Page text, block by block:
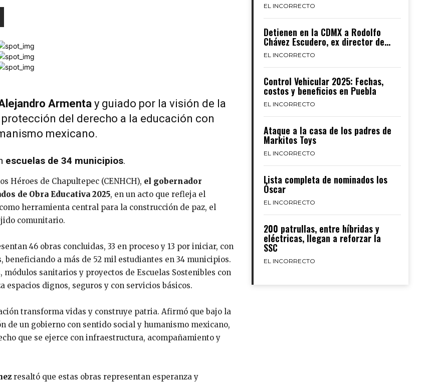
Armenta y guiado por la visión de la
del derecho a la educación con
mexicano.
escuelas de 34 municipios.
Héroes de Chapultepec (CENHCH), el gobernador
de Obra Educativa 2025, en un acto que refleja el
herramienta central para la construcción de paz, el
comunitario.
46 obras concluidas, 33 en proceso y 13 por iniciar, con
a más de 52 mil estudiantes en 34 municipios.
sanitarios y proyectos de Escuelas Sostenibles con
dignos, seguros y con servicios básicos.
transforma vidas y construye patria. Afirmó que bajo la
de un gobierno con sentido social y humanismo mexicano,
que se ejerce con infraestructura, acompañamiento y
resaltó que estas obras representan esperanza y
EL INCORRECTO
Detienen en la CDMX a Rodolfo
Chávez Escudero, ex director de...
EL INCORRECTO
Control Vehicular 2025: Fechas,
costos y beneficios en Puebla
EL INCORRECTO
Ataque a la casa de los padres de
Markitos Toys
EL INCORRECTO
Lista completa de nominados los
Óscar
EL INCORRECTO
200 patrullas, entre híbridas y
eléctricas, llegan a reforzar la
SSC
EL INCORRECTO